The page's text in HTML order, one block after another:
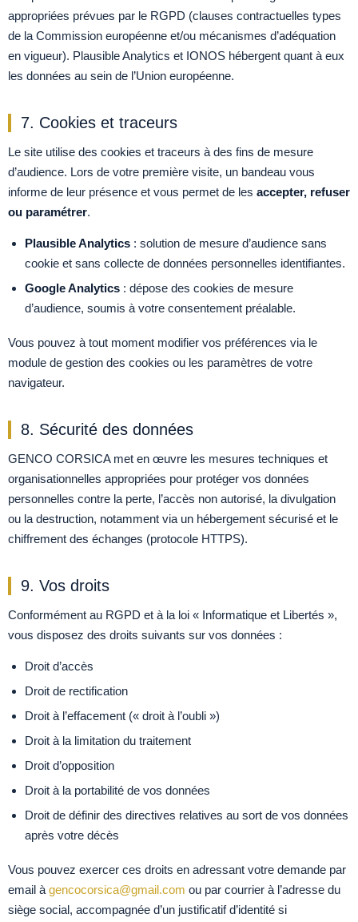
appropriées prévues par le RGPD (clauses contractuelles types
de la Commission européenne et/ou mécanismes d’adéquation
en vigueur). Plausible Analytics et IONOS hébergent quant à eux
les données au sein de l’Union européenne.
7. Cookies et traceurs
Le site utilise des cookies et traceurs à des fins de mesure
d’audience. Lors de votre première visite, un bandeau vous
informe de leur présence et vous permet de les accepter, refuser
ou paramétrer.
Plausible Analytics : solution de mesure d’audience sans
cookie et sans collecte de données personnelles identifiantes.
Google Analytics : dépose des cookies de mesure
d’audience, soumis à votre consentement préalable.
Vous pouvez à tout moment modifier vos préférences via le
module de gestion des cookies ou les paramètres de votre
navigateur.
8. Sécurité des données
GENCO CORSICA met en œuvre les mesures techniques et
organisationnelles appropriées pour protéger vos données
personnelles contre la perte, l’accès non autorisé, la divulgation
ou la destruction, notamment via un hébergement sécurisé et le
chiffrement des échanges (protocole HTTPS).
9. Vos droits
Conformément au RGPD et à la loi « Informatique et Libertés »,
vous disposez des droits suivants sur vos données :
Droit d’accès
Droit de rectification
Droit à l’effacement (« droit à l’oubli »)
Droit à la limitation du traitement
Droit d’opposition
Droit à la portabilité de vos données
Droit de définir des directives relatives au sort de vos données
après votre décès
Vous pouvez exercer ces droits en adressant votre demande par
email à gencocorsica@gmail.com ou par courrier à l’adresse du
siège social, accompagnée d’un justificatif d’identité si